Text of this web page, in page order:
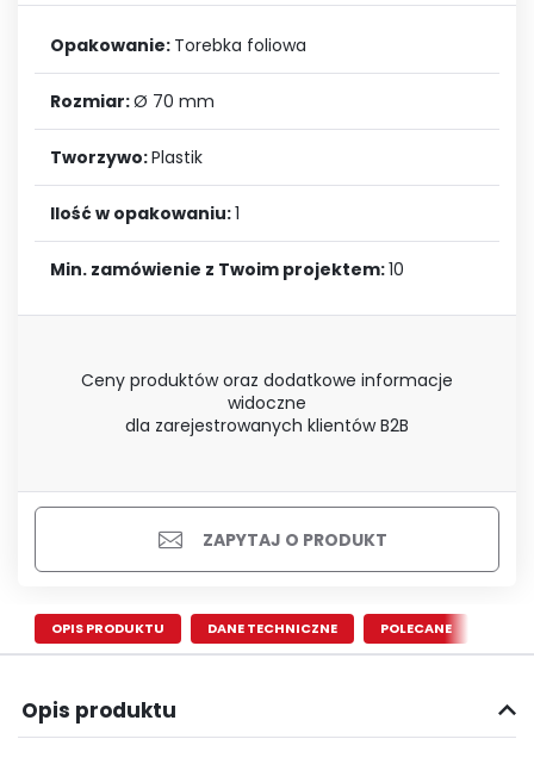
Opakowanie: Torebka foliowa
Rozmiar:Ø 70 mm
Tworzywo:Plastik
Ilość w opakowaniu:1
Min. zamówienie z Twoim projektem:10
Ceny produktów oraz dodatkowe informacje
widoczne
dla zarejestrowanych klientów B2B
ZAPYTAJ O PRODUKT
OPIS PRODUKTU DANE TECHNICZNE POLECANE
Opis produktu